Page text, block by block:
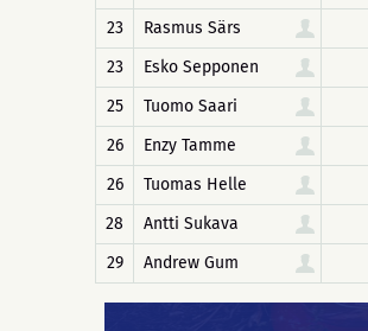
23
Rasmus Särs
23
Esko Sepponen
25
Tuomo Saari
26
Enzy Tamme
26
Tuomas Helle
28
Antti Sukava
29
Andrew Gum